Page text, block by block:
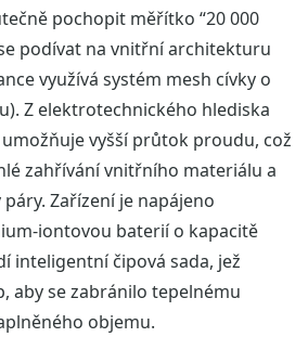
pochopit měřítko “20 000
podívat na vnitřní architekturu
využívá systém mesh cívky o
Z elektrotechnického hlediska
vyšší průtok proudu, což
zahřívání vnitřního materiálu a
Zařízení je napájeno
iontovou baterií o kapacitě
inteligentní čipová sada, jež
aby se zabránilo tepelnému
objemu.